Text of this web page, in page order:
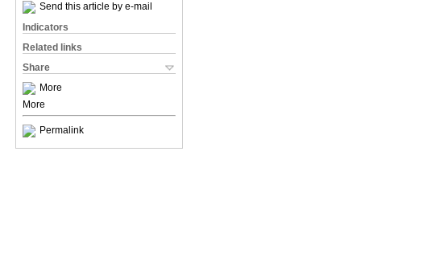
Send this article by e-mail
Indicators
Related links
Share
More
More
Permalink